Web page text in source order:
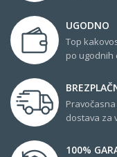
UGODNO
Top
po ugodnih
dostava za
100%